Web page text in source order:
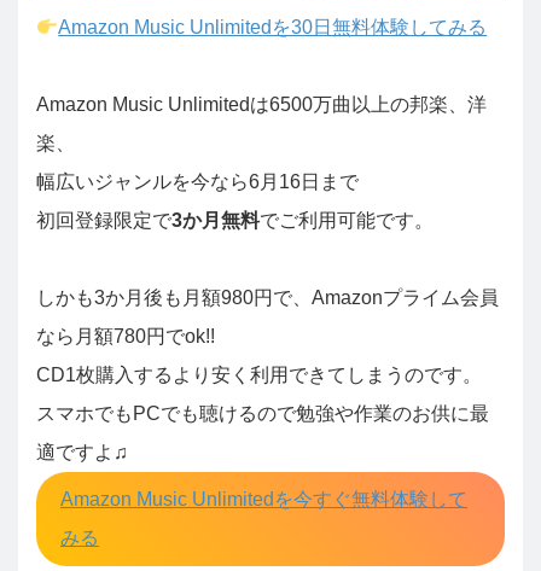
Amazon Music Unlimitedを30日無料体験してみる
Amazon Music Unlimitedは6500万曲以上の邦楽、洋
楽、
幅広いジャンルを今なら6月16日まで
初回登録限定で3か月無料でご利用可能です。
しかも3か月後も月額980円で、Amazonプライム会員
なら月額780円でok!!
CD1枚購入するより安く利用できてしまうのです。
スマホでもPCでも聴けるので勉強や作業のお供に最
適ですよ♫
Amazon Music Unlimitedを今すぐ無料体験して
みる